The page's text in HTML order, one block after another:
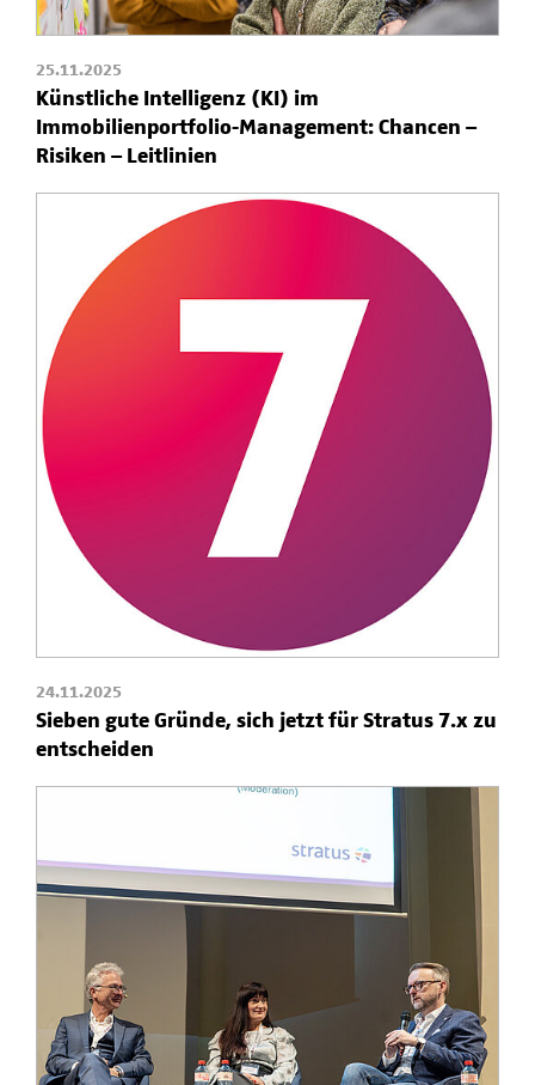
25.11.2025
Künstliche Intelligenz (KI) im
Immobilienportfolio-Management: Chancen –
Risiken – Leitlinien
24.11.2025
Sieben gute Gründe, sich jetzt für Stratus 7.x zu
entscheiden